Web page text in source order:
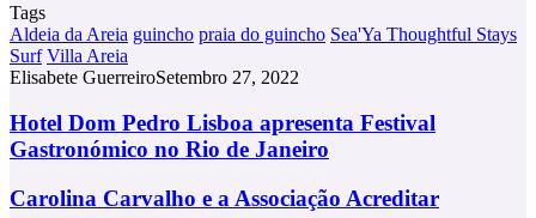
Tags
Aldeia da Areia guincho praia do guincho Sea'Ya Thoughtful Stays
Surf Villa Areia
Elisabete GuerreiroSetembro 27, 2022
Hotel
Dom
Pedro
apresenta
Hotel Dom Pedro Lisboa apresenta Festival
Gastronómico no Rio de Janeiro
Carolina
Carolina Carvalho e a Associação Acreditar